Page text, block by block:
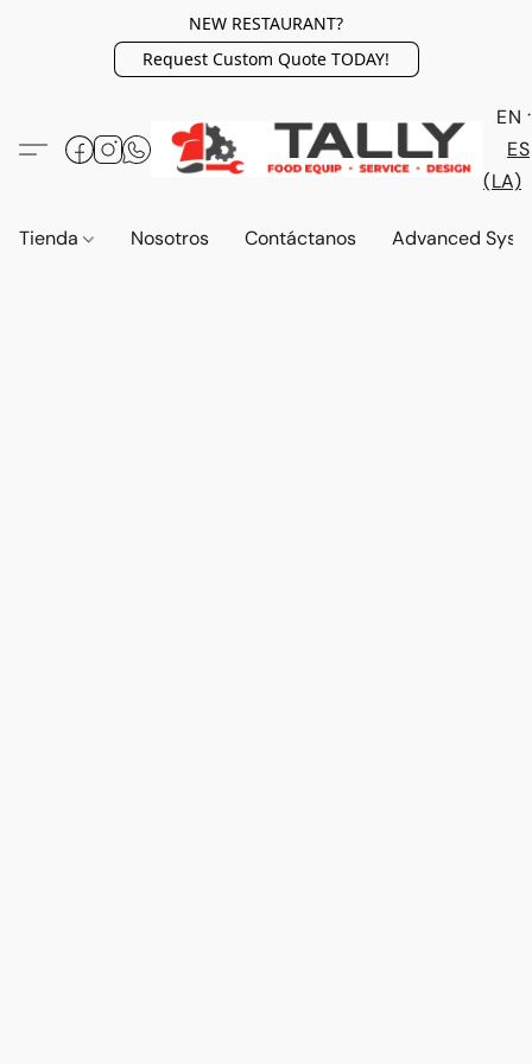
NEW RESTAURANT?
Request Custom Quote TODAY!
EN
ES
(LA)
Tienda Nosotros Contáctanos Advanced